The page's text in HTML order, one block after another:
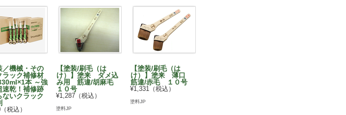
／機械・その
ラック補修材
本 ～強
速乾！補修跡
ないクラック
税込）
【塗装/刷毛（は
け）】塗来 ダメ込
み用 筋違/胡麻毛
１０号
¥1,287（税込）
塗料JP
【塗装/刷毛（は
け）】塗来 薄口
筋違/赤毛 １０号
¥1,331（税込）
塗料JP